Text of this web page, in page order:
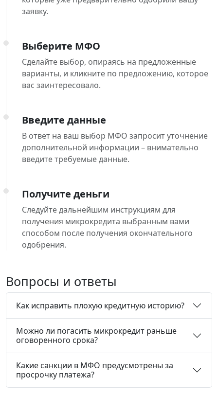
заявку.
Выберите МФО
Сделайте выбор, опираясь на предложенные
варианты, и кликните по предложению, которое
вас заинтересовало.
Введите данные
В ответ на ваш выбор МФО запросит уточнение
дополнительной информации – внимательно
введите требуемые данные.
Получите деньги
Следуйте дальнейшим инструкциям для
получения микрокредита выбранным вами
способом после получения окончательного
одобрения.
Вопросы и ответы
Как исправить плохую кредитную историю?
Можно ли погасить микрокредит раньше
оговоренного срока?
Какие санкции в МФО предусмотрены за
просрочку платежа?